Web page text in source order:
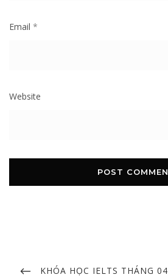
Email *
Website
navigation
PREVIOUS
KHÓA HỌC IELTS THÁNG 04